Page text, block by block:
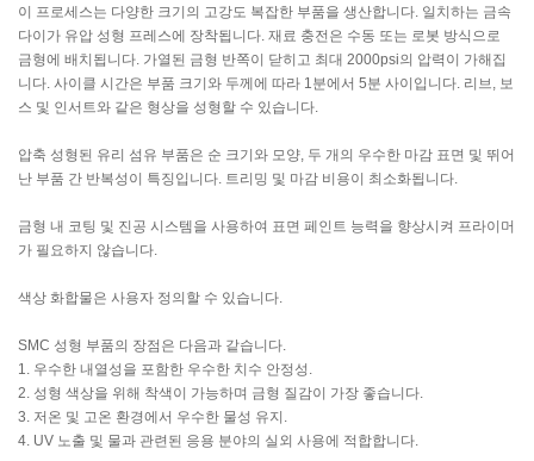
이 프로세스는 다양한 크기의 고강도 복잡한 부품을 생산합니다. 일치하는 금속
다이가 유압 성형 프레스에 장착됩니다. 재료 충전은 수동 또는 로봇 방식으로
금형에 배치됩니다. 가열된 금형 반쪽이 닫히고 최대 2000psi의 압력이 가해집
니다. 사이클 시간은 부품 크기와 두께에 따라 1분에서 5분 사이입니다. 리브, 보
스 및 인서트와 같은 형상을 성형할 수 있습니다.
압축 성형된 유리 섬유 부품은 순 크기와 모양, 두 개의 우수한 마감 표면 및 뛰어
난 부품 간 반복성이 특징입니다. 트리밍 및 마감 비용이 최소화됩니다.
금형 내 코팅 및 진공 시스템을 사용하여 표면 페인트 능력을 향상시켜 프라이머
가 필요하지 않습니다.
색상 화합물은 사용자 정의할 수 있습니다.
SMC 성형 부품의 장점은 다음과 같습니다.
1. 우수한 내열성을 포함한 우수한 치수 안정성.
2. 성형 색상을 위해 착색이 가능하며 금형 질감이 가장 좋습니다.
3. 저온 및 고온 환경에서 우수한 물성 유지.
4. UV 노출 및 물과 관련된 응용 분야의 실외 사용에 적합합니다.